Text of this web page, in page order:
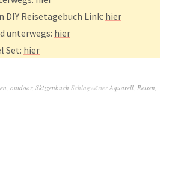
DIY Reisetagebuch Link: hier
unterwegs: hier
Set: hier
outdoor, Skizzenbuch SchlagwörterAquarell Reisen